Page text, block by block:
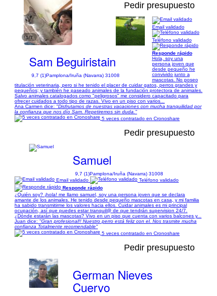
1/7
Pedir presupuesto
Sam Beguiristain
9,7 (1)Pamplona/Iruña (Navarra) 31008
Email validado
Teléfono validado
Responde rápido
Hola, soy una
persona joven que
desde pequeño he
convivido junto a
mascotas. No poseo
titulación veterinaria, pero si he tenido el placer de cuidar gatos, perros grandes y
pequeños; y también he paseado animales de la fundación protectora de animales.
Salvo animales catalogados como "peligrosos" me considero capacitado para
ofrecer cuidados a todo tipo de razas. Vivo en un piso con varios...
Ana Carmen dice: "Disfrutamos de nuestras vacaciones con mucha tranquilidad por
la confianza que nos dío Sam. Repetiremos sin duda."
5 veces contratado en Cronoshare
Pedir presupuesto
Samuel
9,7 (1)Pamplona/Iruña (Navarra) 31008
Email validado
Teléfono validado
Responde rápido
¿Quién soy? ¡hola! me llamo samuel, soy una persona joven que se declara
amante de los animales. He tenido desde pequeño mascotas en casa, y mi familia
ha sabido transmitirme los valores hacia ellos. Cuidar animales es mi principal
ocupación, así que puedes estar tranquil@ de que tendrán supervision 24/7.
¿Dónde estarán las mascotas? Vivo en un piso que cuenta con varios balcones y...
Juan dice: "Gran profesional!! Nuestro perro está feliz con el. Nos trasmite mucha
confianza Totalmente recomendable"
5 veces contratado en Cronoshare
Pedir presupuesto
German Nieves
Cuervo